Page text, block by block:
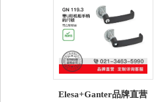
Elesa+Ganter品牌直营